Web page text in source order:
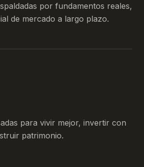
por fundamentos reales,
de mercado a largo plazo.
para vivir mejor, invertir con
patrimonio.